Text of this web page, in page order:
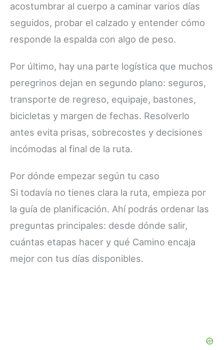
acostumbrar al cuerpo a caminar varios días
seguidos, probar el calzado y entender cómo
responde la espalda con algo de peso.
Por último, hay una parte logística que muchos
peregrinos dejan en segundo plano: seguros,
transporte de regreso, equipaje, bastones,
bicicletas y margen de fechas. Resolverlo
antes evita prisas, sobrecostes y decisiones
incómodas al final de la ruta.
Por dónde empezar según tu caso
Si todavía no tienes clara la ruta, empieza por
la guía de planificación. Ahí podrás ordenar las
preguntas principales: desde dónde salir,
cuántas etapas hacer y qué Camino encaja
mejor con tus días disponibles.